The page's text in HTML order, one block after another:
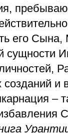
его
сущности
созданий и